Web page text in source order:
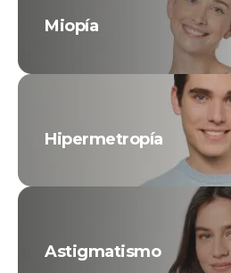
Miopía
Hipermetropía
Astigmatismo